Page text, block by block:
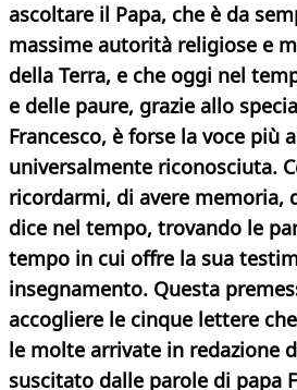
ascoltare il Papa, che è da
massime autorità religiose e
della Terra, e che oggi nel
e delle paure, grazie allo
Francesco, è forse la voce più
universalmente riconosciuta.
ricordarmi, di avere memoria,
dice nel tempo, trovando le
tempo in cui offre la sua
insegnamento. Questa
accogliere le cinque lettere
le molte arrivate in redazione
suscitato dalle parole di papa